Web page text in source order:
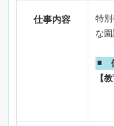
仕事内容
特
な
【
日